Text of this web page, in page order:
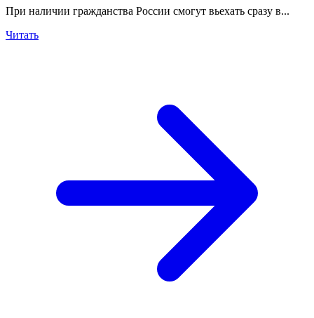
При наличии гражданства России смогут вьехать сразу в...
Читать